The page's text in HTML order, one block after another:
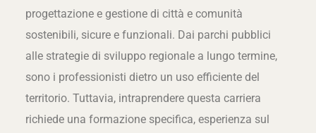
progettazione e gestione di città e comunità
sostenibili, sicure e funzionali. Dai parchi pubblici
alle strategie di sviluppo regionale a lungo termine,
sono i professionisti dietro un uso efficiente del
territorio. Tuttavia, intraprendere questa carriera
richiede una formazione specifica, esperienza sul